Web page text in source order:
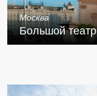
Москва
Большой театр